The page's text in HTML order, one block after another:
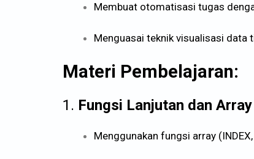
Membuat otomatisasi tugas
Menguasai teknik visualisasi data
Materi Pembelajaran:
1. Fungsi Lanjutan dan
Menggunakan fungsi array (INDEX,